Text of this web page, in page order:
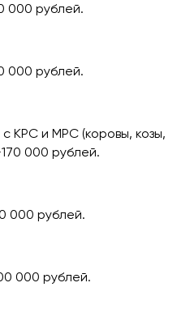
000 рублей.
000 рублей.
КРС и МРС (коровы, козы,
000 рублей.
000 рублей.
000 рублей.